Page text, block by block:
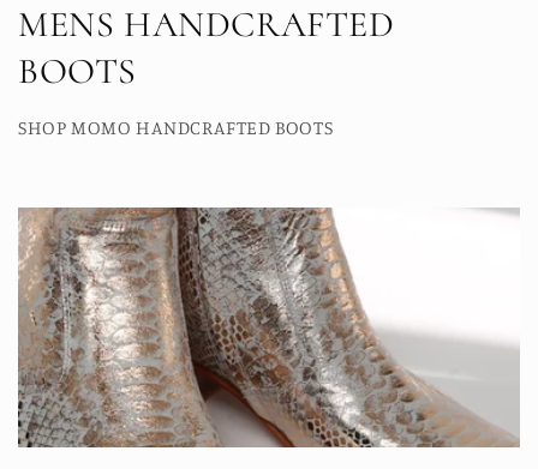
K
a
t
g
o
r
i
e
:
MENS HANDCRAFTED
BOOTS
SHOP MOMO HANDCRAFTED BOOTS